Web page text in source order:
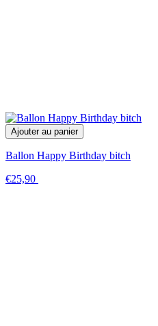
Ajouter au panier
Ballon Happy Birthday bitch
€25,90